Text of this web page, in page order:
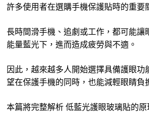
許多使用者在選購手機保護貼時的重要
長時間滑手機、追劇或工作，都可能讓
能量藍光下，進而造成疲勞與不適。
因此，越來越多人開始選擇具備護眼功
望在保護手機的同時，也能減輕眼睛負
本篇將完整解析 低藍光護眼玻璃貼的